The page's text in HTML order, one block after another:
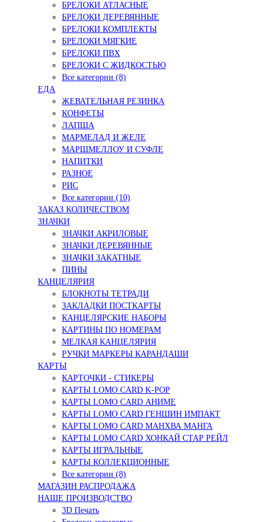
БРЕЛОКИ АТЛАСНЫЕ
БРЕЛОКИ ДЕРЕВЯННЫЕ
БРЕЛОКИ КОМПЛЕКТЫ
БРЕЛОКИ МЯГКИЕ
БРЕЛОКИ ПВХ
БРЕЛОКИ С ЖИДКОСТЬЮ
Все категории (8)
ЕДА
ЖЕВАТЕЛЬНАЯ РЕЗИНКА
КОНФЕТЫ
ЛАПША
МАРМЕЛАД И ЖЕЛЕ
МАРШМЕЛЛОУ И СУФЛЕ
НАПИТКИ
РАЗНОЕ
РИС
Все категории (10)
ЗАКАЗ КОЛИЧЕСТВОМ
ЗНАЧКИ
ЗНАЧКИ АКРИЛОВЫЕ
ЗНАЧКИ ДЕРЕВЯННЫЕ
ЗНАЧКИ ЗАКАТНЫЕ
ПИНЫ
КАНЦЕЛЯРИЯ
БЛОКНОТЫ ТЕТРАДИ
ЗАКЛАДКИ ПОСТКАРТЫ
КАНЦЕЛЯРСКИЕ НАБОРЫ
КАРТИНЫ ПО НОМЕРАМ
МЕЛКАЯ КАНЦЕЛЯРИЯ
РУЧКИ МАРКЕРЫ КАРАНДАШИ
КАРТЫ
КАРТОЧКИ - СТИКЕРЫ
КАРТЫ LOMO CARD K-POP
КАРТЫ LOMO CARD АНИМЕ
КАРТЫ LOMO CARD ГЕНШИН ИМПАКТ
КАРТЫ LOMO CARD МАНХВА МАНГА
КАРТЫ LOMO CARD ХОНКАЙ СТАР РЕЙЛ
КАРТЫ ИГРАЛЬНЫЕ
КАРТЫ КОЛЛЕКЦИОННЫЕ
Все категории (8)
МАГАЗИН РАСПРОДАЖА
НАШЕ ПРОИЗВОДСТВО
3D Печать